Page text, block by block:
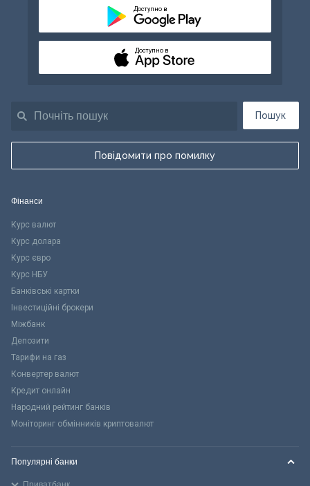
Пошук
Повідомити про помилку
Доступно в
Доступно в
Фінанси
Курс валют
Курс долара
Курс євро
Курс НБУ
Банківські картки
Інвестиційні брокери
Міжбанк
Депозити
Тарифи на газ
Конвертер валют
Кредит онлайн
Народний рейтинг банків
Моніторинг обмінників криптовалют
Популярні банки